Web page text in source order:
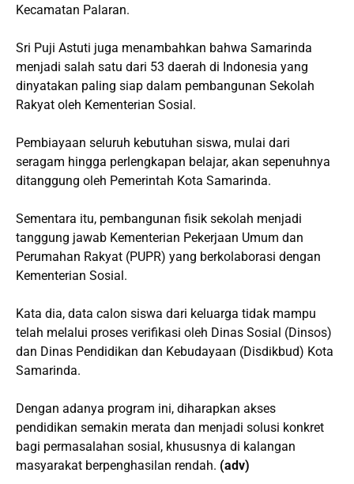
Kecamatan Palaran.
Sri Puji Astuti juga menambahkan bahwa Samarinda
menjadi salah satu dari 53 daerah di Indonesia yang
dinyatakan paling siap dalam pembangunan Sekolah
Rakyat oleh Kementerian Sosial.
Pembiayaan seluruh kebutuhan siswa, mulai dari
seragam hingga perlengkapan belajar, akan sepenuhnya
ditanggung oleh Pemerintah Kota Samarinda.
Sementara itu, pembangunan fisik sekolah menjadi
tanggung jawab Kementerian Pekerjaan Umum dan
Perumahan Rakyat (PUPR) yang berkolaborasi dengan
Kementerian Sosial.
Kata dia, data calon siswa dari keluarga tidak mampu
telah melalui proses verifikasi oleh Dinas Sosial (Dinsos)
dan Dinas Pendidikan dan Kebudayaan (Disdikbud) Kota
Samarinda.
Dengan adanya program ini, diharapkan akses
pendidikan semakin merata dan menjadi solusi konkret
bagi permasalahan sosial, khususnya di kalangan
masyarakat berpenghasilan rendah. (adv)